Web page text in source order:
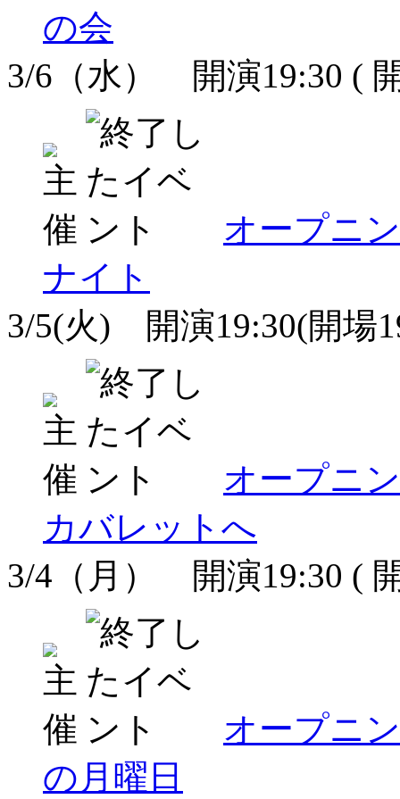
の会
3/6（水） 開演19:30 (
オープニ
ナイト
3/5(火) 開演19:30(開場
オープニ
カバレットへ
3/4（月） 開演19:30 (
オープニ
の月曜日